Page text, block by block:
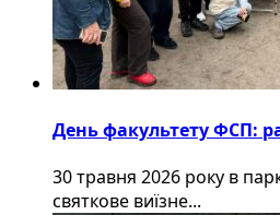
День факультету ФСП:
30 травня 2026 року в
святкове виїзне...